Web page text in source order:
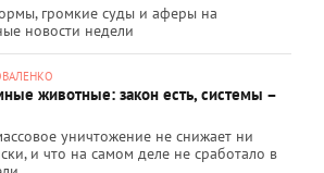
громкие суды и аферы на
новости недели
животные: закон есть, системы –
уничтожение не снижает ни
и что на самом деле не сработало в